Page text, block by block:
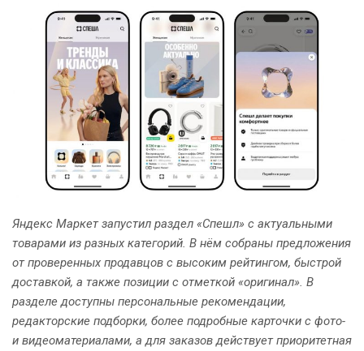
Яндекс Маркет запустил раздел «Спешл» с актуальными
товарами из разных категорий. В нём собраны предложения
от проверенных продавцов с высоким рейтингом, быстрой
доставкой, а также позиции с отметкой «оригинал». В
разделе доступны персональные рекомендации,
редакторские подборки, более подробные карточки с фото-
и видеоматериалами, а для заказов действует приоритетная